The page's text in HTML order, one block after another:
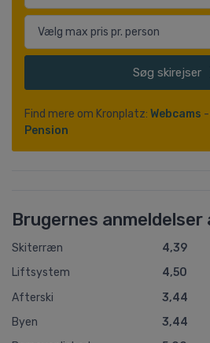
Søg skirejser
Find mere om Kronplatz: Webcams -
Pension
Brugernes
Skiterræn
4,39
Liftsystem
4,50
Afterski
3,44
Byen
3,44